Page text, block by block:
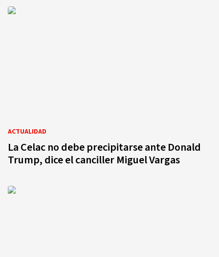
ACTUALIDAD
La Celac no debe precipitarse ante Donald
Trump, dice el canciller Miguel Vargas